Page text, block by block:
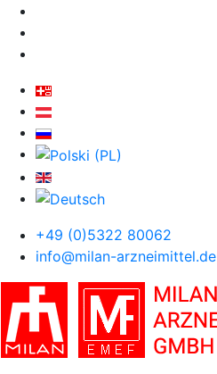
+49 (0)5322 80062
info@milan-arzneimittel.de